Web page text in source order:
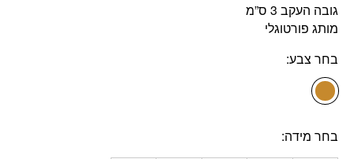
גובה העקב 3 ס”מ
מותג פורטוגלי
בחר צבע
בחר מידה